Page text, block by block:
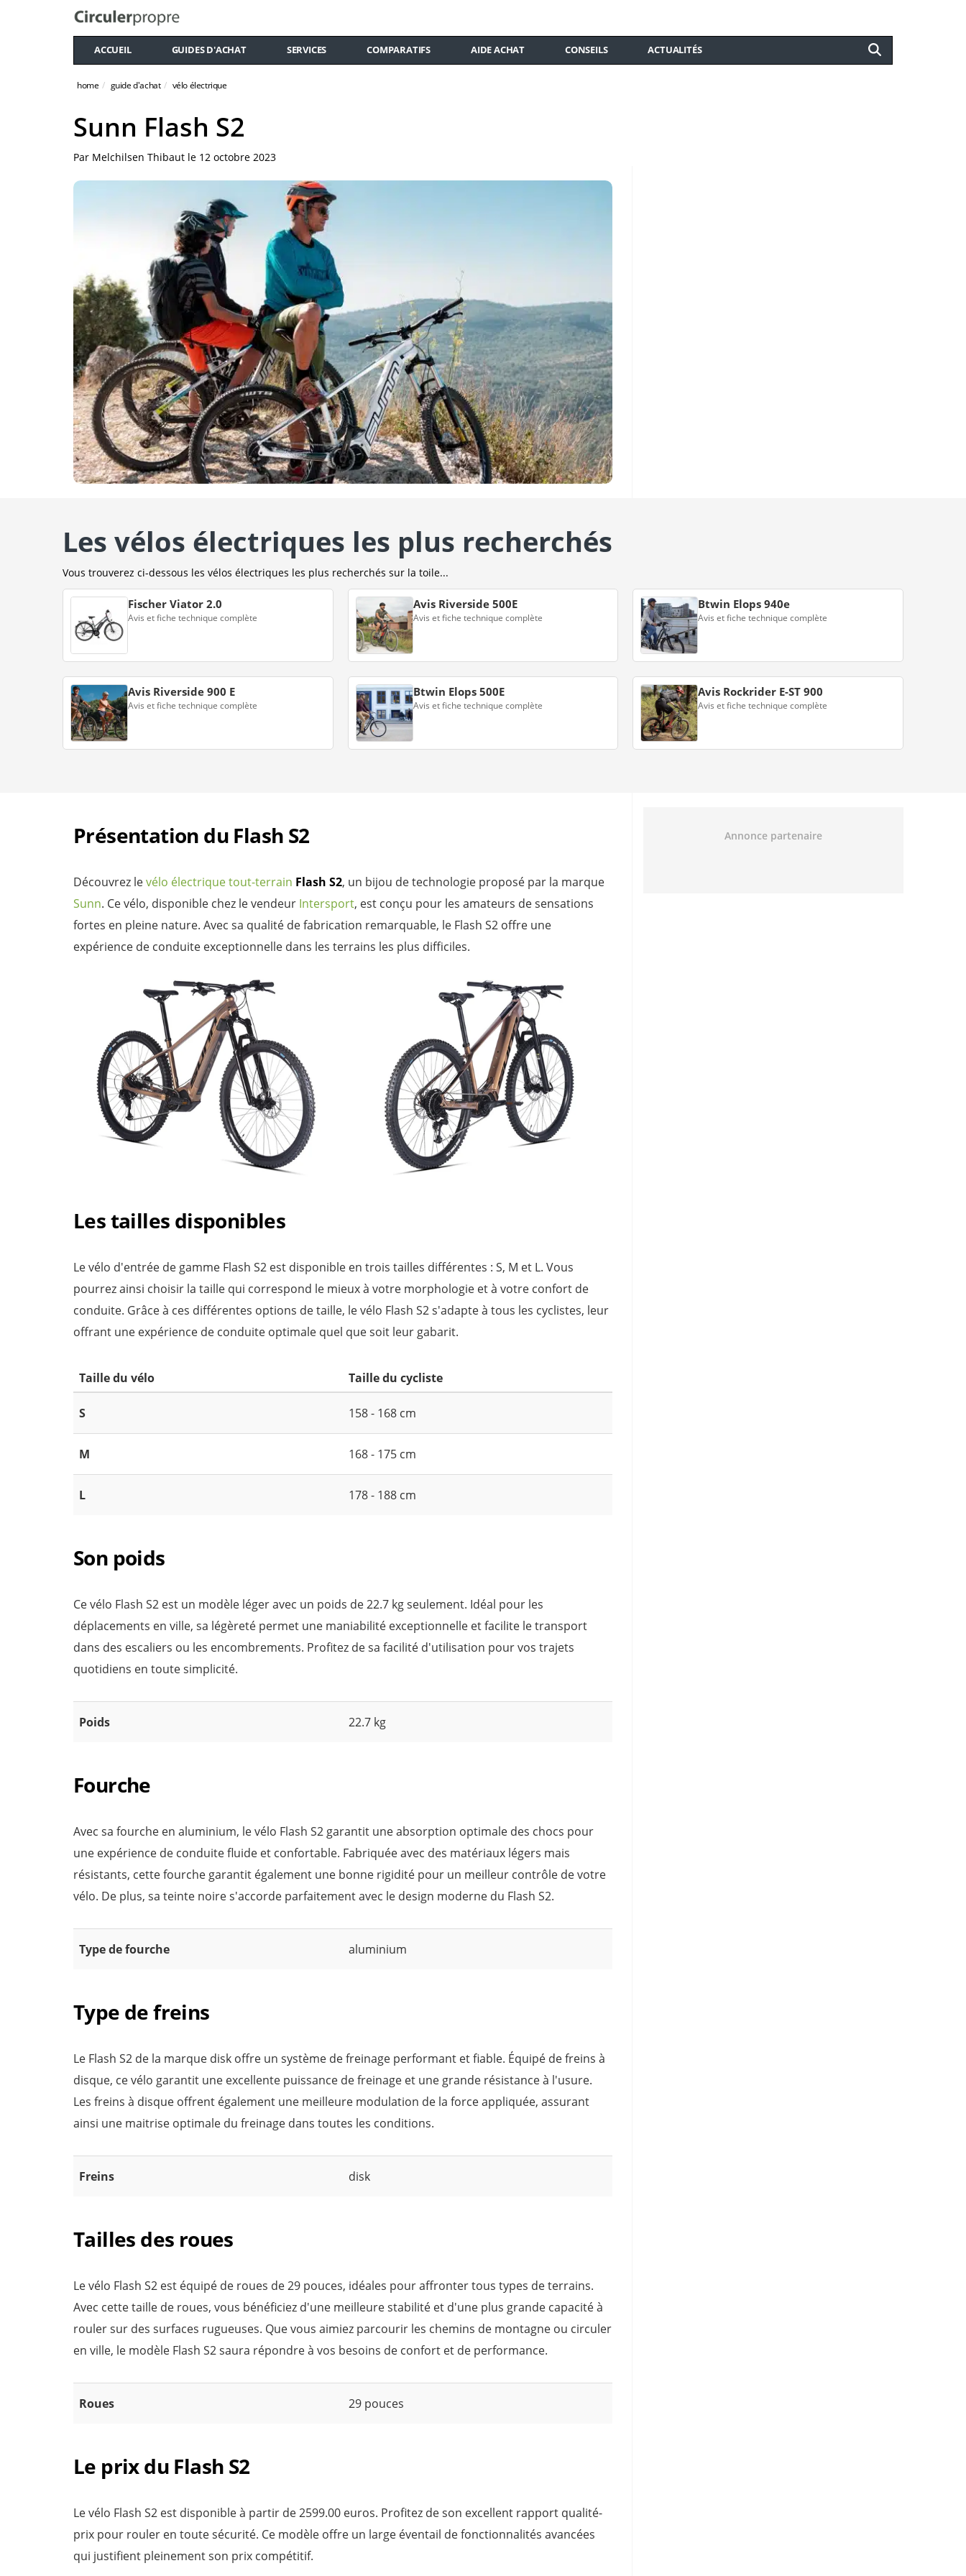
ACCUEIL GUIDES D'ACHAT SERVICES COMPARATIFS AIDE ACHAT CONSEILS ACTUALITÉS
home guide d'achat vélo électrique
Sunn Flash S2
Par Melchilsen Thibaut le 12 octobre 2023
Les vélos électriques les plus recherchés
Vous trouverez ci-dessous les vélos électriques les plus recherchés sur la toile...
Fischer Viator 2.0
Avis et fiche technique complète
Avis Riverside 500E
Avis et fiche technique complète
Btwin Elops 940e
Avis et fiche technique complète
Avis Riverside 900 E
Avis et fiche technique complète
Btwin Elops 500E
Avis et fiche technique complète
Avis Rockrider E-ST 900
Avis et fiche technique complète
Présentation du Flash S2
Découvrez levélo électrique tout-terrain Flash S2, un bijou de technologie proposé par la marque
Sunn. Ce vélo, disponible chez le vendeur Intersport, est conçu pour les amateurs de sensations
fortes en pleine nature. Avec sa qualité de fabrication remarquable, le Flash S2 offre une
expérience de conduite exceptionnelle dans les terrains les plus difficiles.
Les tailles disponibles
Le vélo d'entrée de gamme Flash S2 est disponible en trois tailles différentes : S, M et L. Vous
pourrez ainsi choisir la taille qui correspond le mieux à votre morphologie et à votre confort de
conduite. Grâce à ces différentes options de taille, le vélo Flash S2 s'adapte à tous les cyclistes, leur
offrant une expérience de conduite optimale quel que soit leur gabarit.
Taille du vélo Taille du cycliste
S 158 - 168 cm
M 168 - 175 cm
L 178 - 188 cm
Son poids
Ce vélo Flash S2 est un modèle léger avec un poids de 22.7 kg seulement. Idéal pour les
déplacements en ville, sa légèreté permet une maniabilité exceptionnelle et facilite le transport
dans des escaliers ou les encombrements. Profitez de sa facilité d'utilisation pour vos trajets
quotidiens en toute simplicité.
Poids 22.7 kg
Fourche
Avec sa fourche en aluminium, le vélo Flash S2 garantit une absorption optimale des chocs pour
une expérience de conduite fluide et confortable. Fabriquée avec des matériaux légers mais
résistants, cette fourche garantit également une bonne rigidité pour un meilleur contrôle de votre
vélo. De plus, sa teinte noire s'accorde parfaitement avec le design moderne du Flash S2.
Type de fourche aluminium
Type de freins
Le Flash S2 de la marque disk offre un système de freinage performant et fiable. Équipé de freins à
disque, ce vélo garantit une excellente puissance de freinage et une grande résistance à l'usure.
Les freins à disque offrent également une meilleure modulation de la force appliquée, assurant
ainsi une maitrise optimale du freinage dans toutes les conditions.
Freins disk
Tailles des roues
Le vélo Flash S2 est équipé de roues de 29 pouces, idéales pour affronter tous types de terrains.
Avec cette taille de roues, vous bénéficiez d'une meilleure stabilité et d'une plus grande capacité à
rouler sur des surfaces rugueuses. Que vous aimiez parcourir les chemins de montagne ou circuler
en ville, le modèle Flash S2 saura répondre à vos besoins de confort et de performance.
Roues 29 pouces
Le prix du Flash S2
Le vélo Flash S2 est disponible à partir de 2599.00 euros. Profitez de son excellent rapport qualité-
prix pour rouler en toute sécurité. Ce modèle offre un large éventail de fonctionnalités avancées
qui justifient pleinement son prix compétitif.
Annonce partenaire